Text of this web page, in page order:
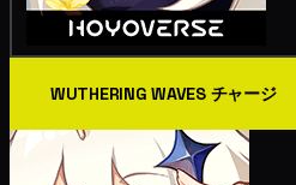
WUTHERING WAVES チャージ